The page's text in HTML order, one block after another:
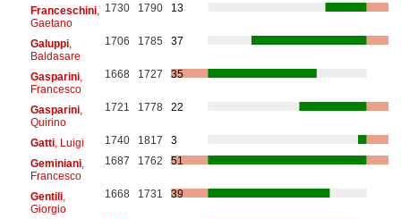
Franceschini,
Gaetano
1730 1790 13
Galuppi,
Baldasare
1706 1785 37
Gasparini,
Francesco
1668 1727 35
Gasparini,
Quirino
1721 1778 22
Gatti, Luigi 1740 1817
3
Geminiani,
Francesco
1687 1762 51
Gentili,
Giorgio
1668 1731 39